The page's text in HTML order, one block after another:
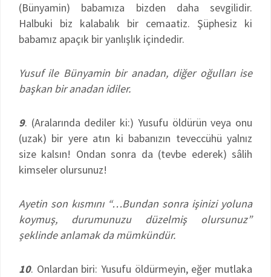
(Bünyamin) babamıza bizden daha sevgilidir.
Halbuki biz kalabalık bir cemaatiz. Şüphesiz ki
babamız apaçık bir yanlışlık içindedir.
Yusuf ile Bünyamin bir anadan, diğer oğulları ise
başkan bir anadan idiler.
9. (Aralarında dediler ki:) Yusufu öldürün veya onu
(uzak) bir yere atın ki babanızın teveccühü yalnız
size kalsın! Ondan sonra da (tevbe ederek) sâlih
kimseler olursunuz!
Ayetin son kısmını “…Bundan sonra işinizi yoluna
koymuş, durumunuzu düzelmiş olursunuz”
şeklinde anlamak da mümkündür.
10. Onlardan biri: Yusufu öldürmeyin, eğer mutlaka